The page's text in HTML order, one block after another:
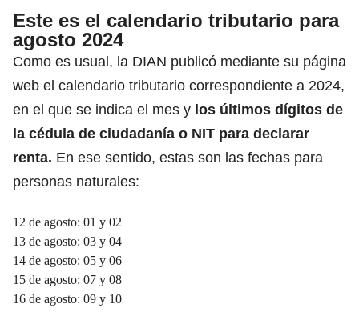
Este es el calendario tributario para
agosto 2024
Como es usual, la DIAN publicó mediante su página
web el calendario tributario correspondiente a 2024,
en el que se indica el mes y los últimos dígitos de
la cédula de ciudadanía o NIT para declarar
renta. En ese sentido, estas son las fechas para
personas naturales:
12 de agosto: 01 y 02
13 de agosto: 03 y 04
14 de agosto: 05 y 06
15 de agosto: 07 y 08
16 de agosto: 09 y 10